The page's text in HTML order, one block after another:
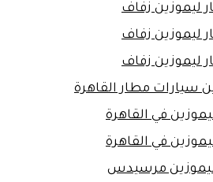
ليموزين زفاف
ليموزين زفاف
ليموزين زفاف
سيارات مطار القاهرة
في القاهرة
في القاهرة
ليموزين مرسيدس